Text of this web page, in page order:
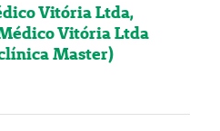
Vitória Ltda,
Vitória Ltda
Master)